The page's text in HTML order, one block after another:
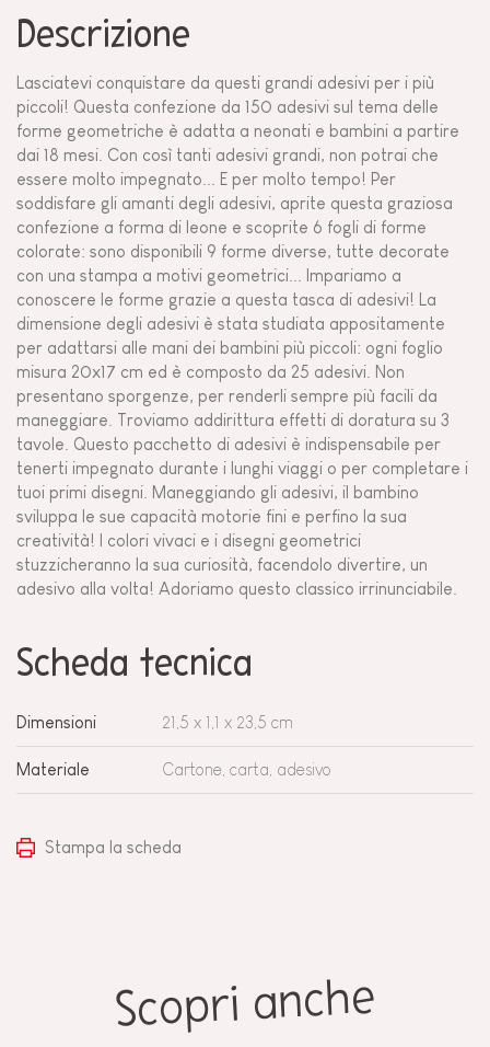
Descrizione
Lasciatevi conquistare da questi grandi adesivi per i più
piccoli! Questa confezione da 150 adesivi sul tema delle
forme geometriche è adatta a neonati e bambini a partire
dai 18 mesi. Con così tanti adesivi grandi, non potrai che
essere molto impegnato... E per molto tempo! Per
soddisfare gli amanti degli adesivi, aprite questa graziosa
confezione a forma di leone e scoprite 6 fogli di forme
colorate: sono disponibili 9 forme diverse, tutte decorate
con una stampa a motivi geometrici... Impariamo a
conoscere le forme grazie a questa tasca di adesivi! La
dimensione degli adesivi è stata studiata appositamente
per adattarsi alle mani dei bambini più piccoli: ogni foglio
misura 20x17 cm ed è composto da 25 adesivi. Non
presentano sporgenze, per renderli sempre più facili da
maneggiare. Troviamo addirittura effetti di doratura su 3
tavole. Questo pacchetto di adesivi è indispensabile per
tenerti impegnato durante i lunghi viaggi o per completare i
tuoi primi disegni. Maneggiando gli adesivi, il bambino
sviluppa le sue capacità motorie fini e perfino la sua
creatività! I colori vivaci e i disegni geometrici
stuzzicheranno la sua curiosità, facendolo divertire, un
adesivo alla volta! Adoriamo questo classico irrinunciabile.
Scheda tecnica
Dimensioni 21,5 x 1,1 x 23,5 cm
Materiale Cartone, carta, adesivo
Stampa la scheda
Scopri anche